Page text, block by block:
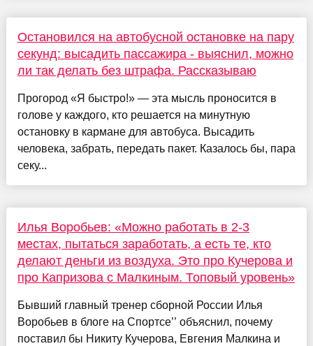
Остановился на автобусной остановке на пару
секунд: высадить пассажира - выяснил, можно
ли так делать без штрафа. Рассказываю
Прогород «Я быстро!» — эта мысль проносится в
голове у каждого, кто решается на минутную
остановку в кармане для автобуса. Высадить
человека, забрать, передать пакет. Казалось бы, пара
секу...
Илья Воробьев: «Можно работать в 2-3
местах, пытаться заработать, а есть те, кто
делают деньги из воздуха. Это про Кучерова и
про Капризова с Малкиным. Топовый уровень»
Бывший главный тренер сборной России Илья
Воробьев в блоге на Спортсе’’ объяснил, почему
поставил бы Никиту Кучерова, Евгения Малкина и